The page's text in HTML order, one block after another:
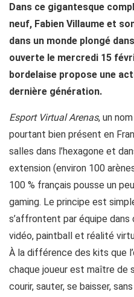
Dans ce gigantesque
neuf, Fabien Villaume et
dans un monde plongé
ouverte le mercredi 15
bordelaise propose une
dernière génération.
Esport Virtual Arenas, un
pourtant bien présent en
salles dans l’hexagone et
extension (environ 100
100 % français pousse un
gaming. Le principe est
s’affrontent par équipe
vidéo, paintball et réalité
À la différence des kits que
chaque joueur est maître de
courir, sauter, se baisser,